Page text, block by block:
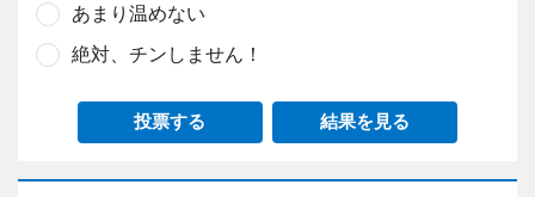
あまり温めない
絶対、チンしません！
投票する 結果を見る